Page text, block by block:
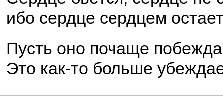
ибо сердце сердцем
Пусть оно почаще
Это как-то больше